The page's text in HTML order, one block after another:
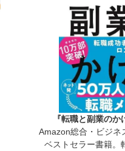
『転職と副業のか
Amazon総合・ビジネ
ベストセラー書籍。